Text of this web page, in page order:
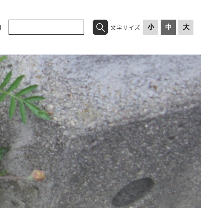
文字サイズ 小 中 大